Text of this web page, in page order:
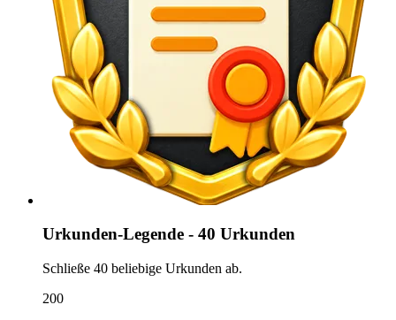
Urkunden-Legende - 40 Urkunden
Schließe 40 beliebige Urkunden ab.
200